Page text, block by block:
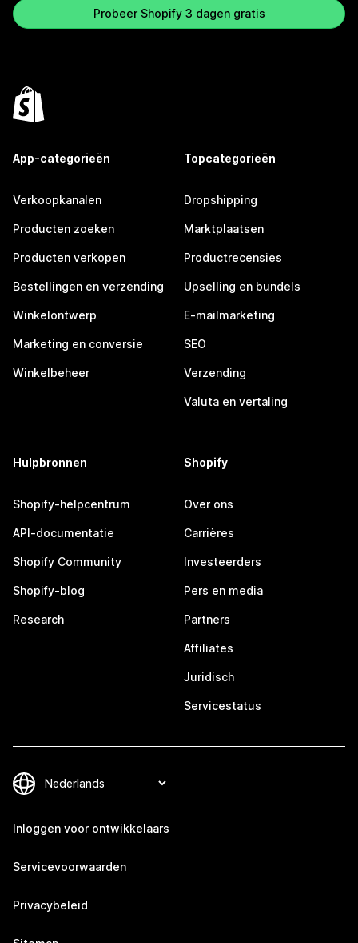
Probeer Shopify 3 dagen gratis
App-categorieën
Verkoopkanalen
Producten zoeken
Producten verkopen
Bestellingen en verzending
Winkelontwerp
Marketing en conversie
Winkelbeheer
Topcategorieën
Dropshipping
Marktplaatsen
Productrecensies
Upselling en bundels
E-mailmarketing
SEO
Verzending
Valuta en vertaling
Hulpbronnen
Shopify-helpcentrum
API-documentatie
Shopify Community
Shopify-blog
Research
Shopify
Over ons
Carrières
Investeerders
Pers en media
Partners
Affiliates
Juridisch
Servicestatus
Inloggen voor ontwikkelaars
Servicevoorwaarden
Privacybeleid